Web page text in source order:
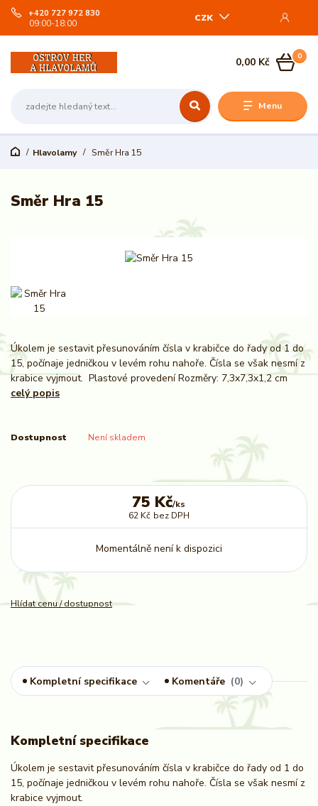
Menu
CZK
+420 727 972 830
09:00-18:00
0
0,00 Kč
Hlavolamy Směr Hra 15
Směr Hra 15
Úkolem je sestavit přesunováním čísla v krabičce do řady od 1 do
15, počínaje jedničkou v levém rohu nahoře. Čísla se však nesmí z
krabice vyjmout. Plastové provedení Rozměry: 7,3x7,3x1,2 cm
celý popis
Dostupnost Není skladem
75 Kč/ks
62 Kč bez DPH
Momentálně není k dispozici
Hlídat cenu / dostupnost
Kompletní specifikace Komentáře 0
Kompletní specifikace
Úkolem je sestavit přesunováním čísla v krabičce do řady od 1 do
15, počínaje jedničkou v levém rohu nahoře. Čísla se však nesmí z
krabice vyjmout.